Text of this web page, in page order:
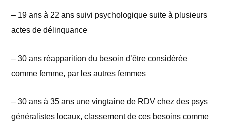
– 19 ans à 22 ans suivi psychologique suite à plusieurs
actes de délinquance
– 30 ans réapparition du besoin d’être considérée
comme femme, par les autres femmes
– 30 ans à 35 ans une vingtaine de RDV chez des psys
généralistes locaux, classement de ces besoins comme